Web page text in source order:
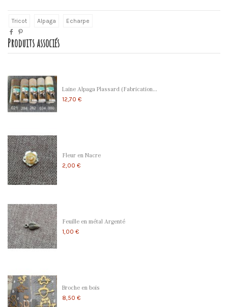
Tricot Alpaga Echarpe
Produits associés
Laine Alpaga Plassard (Fabrication...
12,70 €
Fleur en Nacre
2,00 €
Feuille en métal Argenté
1,00 €
Broche en bois
8,50 €